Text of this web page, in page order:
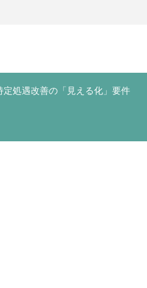
定処遇改善の「見える化」要件